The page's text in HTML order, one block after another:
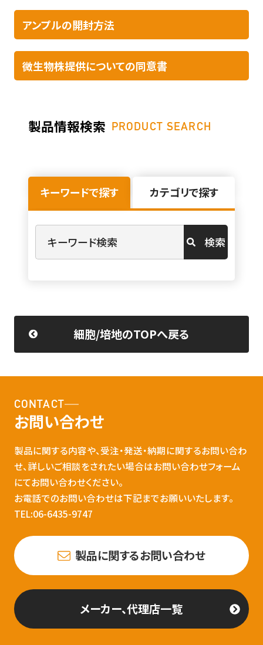
アンプルの開封方法​
微生物株提供についての同意書
製品情報検索 PRODUCT SEARCH
キーワードで探す カテゴリで探す
検索
細胞/培地のTOPへ戻る
CONTACT
お問い合わせ
製品に関する内容や、受注・発送・納期に関するお問い合わ
せ、詳しいご相談をされたい場合はお問い合わせフォーム
にてお問い合わせください。
お電話でのお問い合わせは下記までお願いいたします。
TEL:06-6435-9747
製品に関するお問い合わせ
メーカー、代理店一覧